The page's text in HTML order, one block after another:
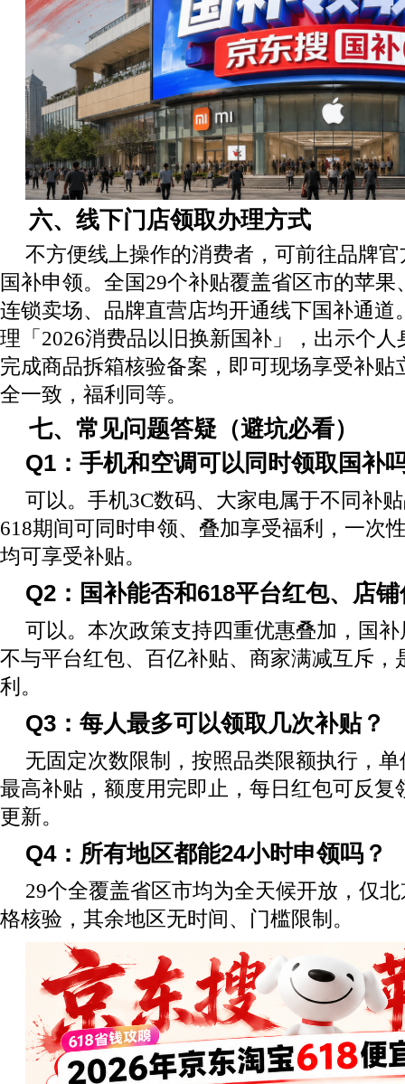
六、线下门店领取办理方式
不方便线上操作的消费者，可前往品牌
国补申领。全国29个补贴覆盖省区市的苹
连锁卖场、品牌直营店均开通线下国补通道
理「2026消费品以旧换新国补」，出示个
完成商品拆箱核验备案，即可现场享受补贴
全一致，福利同等。
七、常见问题答疑（避坑必看）
Q1：手机和空调可以同时领取国补
可以。手机3C数码、大家电属于不同补
618期间可同时申领、叠加享受福利，一次
均可享受补贴。
Q2：国补能否和618平台红包、店
可以。本次政策支持四重优惠叠加，国
不与平台红包、百亿补贴、商家满减互斥，
利。
Q3：每人最多可以领取几次补贴？
无固定次数限制，按照品类限额执行，
最高补贴，额度用完即止，每日红包可反复
更新。
Q4：所有地区都能24小时申领吗？
29个全覆盖省区市均为全天候开放，仅
格核验，其余地区无时间、门槛限制。